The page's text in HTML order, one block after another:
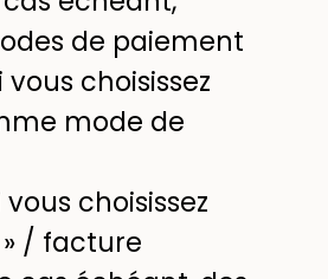
de paiement
vous choisissez
mode de
choisissez
» / facture